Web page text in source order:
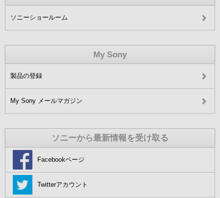
ソニーショールーム
My Sony
製品の登録
My Sony メールマガジン
ソニーから最新情報を受け取る
Facebookページ
Twitterアカウント